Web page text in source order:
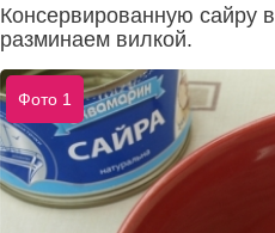
Консервированную сайру
разминаем вилкой.
Фото 1